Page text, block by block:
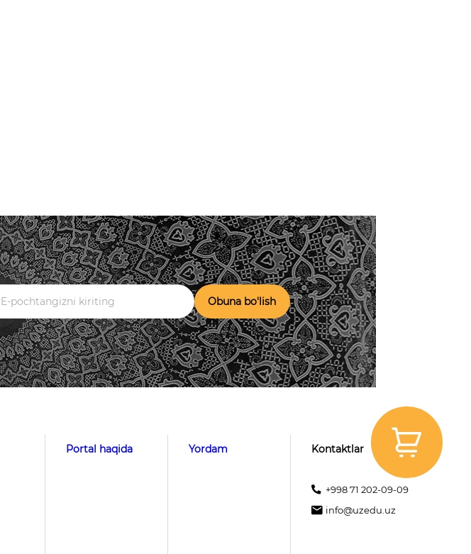
Obuna bo'lish
Portal haqida Yordam Kontaktlar
+998 71 202-09-09
info@uzedu.uz